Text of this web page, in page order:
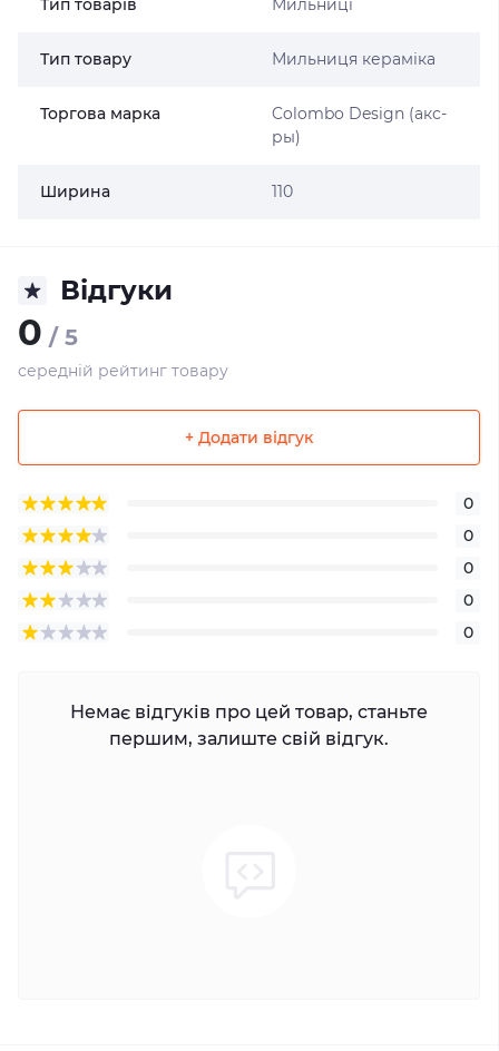
Тип товарів Мильниці
Тип товару Мильниця кераміка
Торгова марка
Colombo Design (акс-
ры)
Ширина 110
Відгуки
0 / 5
середній рейтинг товару
+ Додати відгук
0
0
0
0
0
Немає відгуків про цей товар, станьте
першим, залиште свій відгук.